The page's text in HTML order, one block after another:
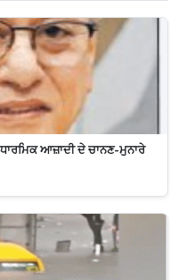
ਆਜ਼ਾਦੀ ਦੇ ਚਾਨਣ-ਮੁਨਾਰੇ